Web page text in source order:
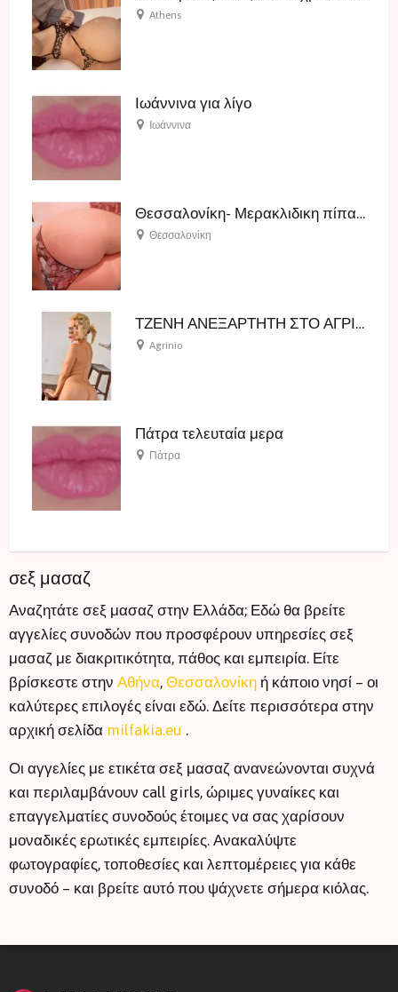
Athens
Ιωάννινα για λίγο
Ιωάννινα
Θεσσαλονίκη- Μερακλιδικη πίπα με Ποπο για Οσκαρ στα τεσσερα
Θεσσαλονίκη
ΤΖΕΝΗ ΑΝΕΞΑΡΤΗΤΗ ΣΤΟ ΑΓΡΙΝΙΟ
Agrinio
Πάτρα τελευταία μερα
Πάτρα
σεξ μασαζ
Αναζητάτε σεξ μασαζ στην Ελλάδα; Εδώ θα βρείτε
αγγελίες συνοδών που προσφέρουν υπηρεσίες σεξ
μασαζ με διακριτικότητα, πάθος και εμπειρία. Είτε
βρίσκεστε στην Αθήνα, Θεσσαλονίκη ή κάποιο νησί – οι
καλύτερες επιλογές είναι εδώ. Δείτε περισσότερα στην
αρχική σελίδα milfakia.eu .
Οι αγγελίες με ετικέτα σεξ μασαζ ανανεώνονται συχνά
και περιλαμβάνουν call girls, ώριμες γυναίκες και
επαγγελματίες συνοδούς έτοιμες να σας χαρίσουν
μοναδικές ερωτικές εμπειρίες. Ανακαλύψτε
φωτογραφίες, τοποθεσίες και λεπτομέρειες για κάθε
συνοδό – και βρείτε αυτό που ψάχνετε σήμερα κιόλας.